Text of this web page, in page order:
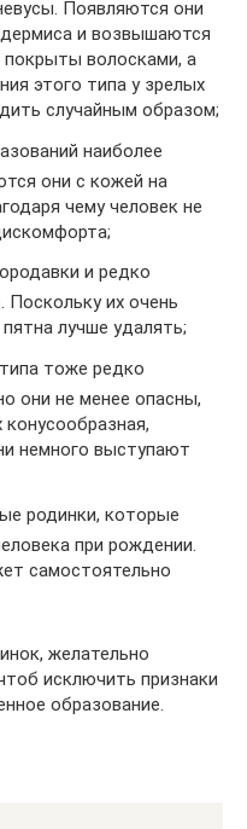
Появляются они
и возвышаются
волосками, а
этого типа у зрелых
случайным образом;
наиболее
они с кожей на
чему человек не
и редко
их очень
лучше удалять;
тоже редко
они не менее опасны,
немного выступают
родинки, которые
при рождении.
самостоятельно
желательно
исключить признаки
образование.